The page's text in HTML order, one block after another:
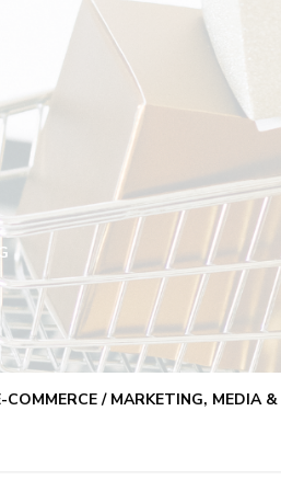
COMMERCE / MARKETING, MEDIA &